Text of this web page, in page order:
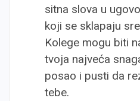
sitna slova u
koji se sklapaju
Kolege mogu biti
tvoja najveća
posao i pusti da
tebe.